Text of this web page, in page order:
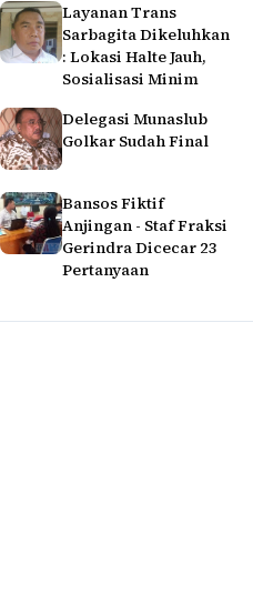
Layanan Trans
Sarbagita Dikeluhkan
: Lokasi Halte Jauh,
Sosialisasi Minim
Delegasi Munaslub
Golkar Sudah Final
Bansos Fiktif
Anjingan - Staf Fraksi
Gerindra Dicecar 23
Pertanyaan